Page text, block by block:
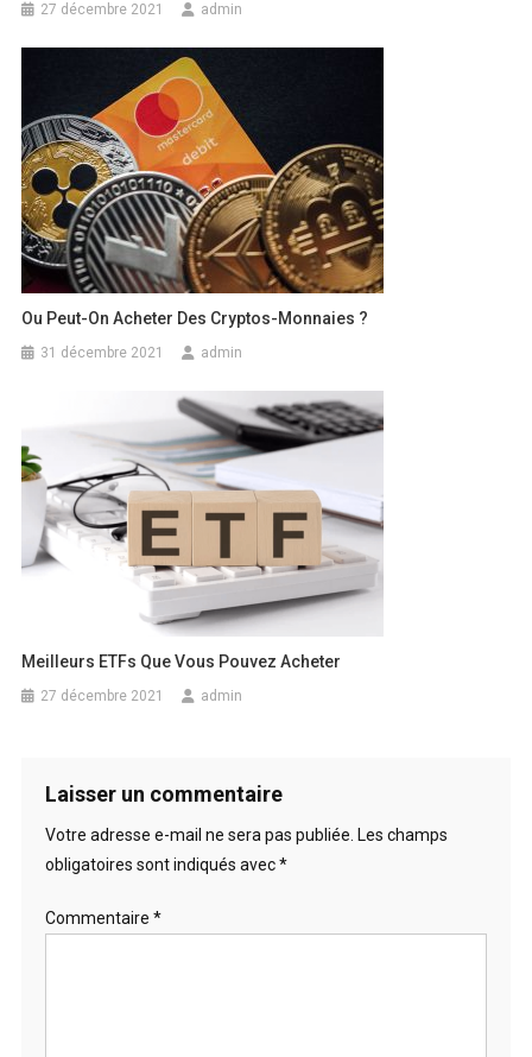
27 décembre 2021 admin
Ou Peut-On Acheter Des Cryptos-Monnaies ?
31 décembre 2021 admin
Meilleurs ETFs Que Vous Pouvez Acheter
27 décembre 2021 admin
Laisser un commentaire
Votre adresse e-mail ne sera pas publiée. Les champs
obligatoires sont indiqués avec*
Commentaire *